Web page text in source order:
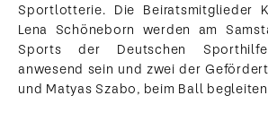
Sportlotterie. Die Beiratsmitglieder
Lena Schöneborn werden am
Sports der Deutschen
anwesend sein und zwei der
und Matyas Szabo, beim Ball